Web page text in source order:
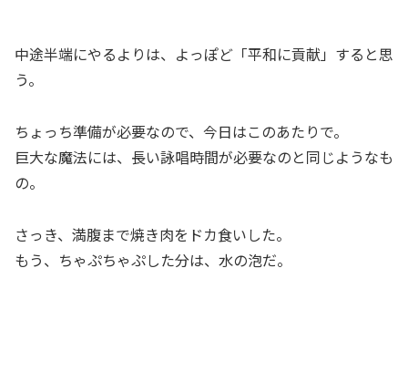
中途半端にやるよりは、よっぽど「平和に貢献」すると思
う。
ちょっち準備が必要なので、今日はこのあたりで。
巨大な魔法には、長い詠唱時間が必要なのと同じようなも
の。
さっき、満腹まで焼き肉をドカ食いした。
もう、ちゃぷちゃぷした分は、水の泡だ。